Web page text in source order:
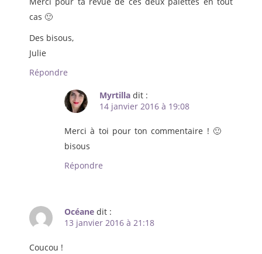
cas 🙂
Des bisous,
Julie
Répondre
Myrtilla dit :
14 janvier 2016 à 19:08
Merci à toi pour ton commentaire ! 🙂
bisous
Répondre
Océane dit :
13 janvier 2016 à 21:18
Coucou !